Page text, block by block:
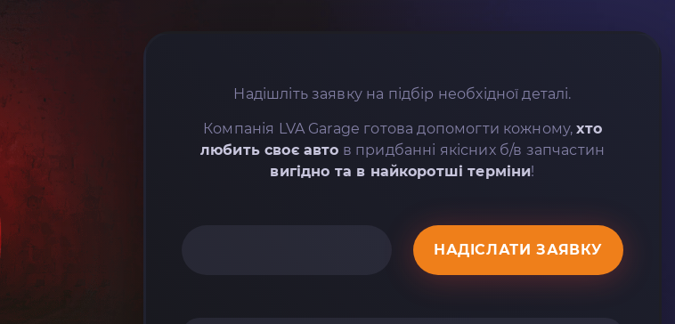
Надішліть заявку на підбір необхідної деталі.
Компанія LVA Garage готова допомогти кожному,хто
любить своє авто в придбанні якісних б/в запчастин
вигідно та в найкоротші терміни!
НАДІСЛАТИ ЗАЯВКУ